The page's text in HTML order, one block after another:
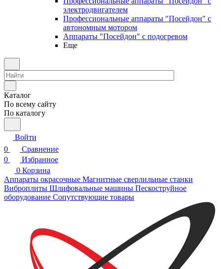
электродвигателем
Профессиональные аппараты "Посейдон" с
автономным мотором
Аппараты "Посейдон" с подогревом
Еще
Каталог
По всему сайту
По каталогу
Войти
0
Сравнение
0
Избранное
0 Корзина
Аппараты окрасочные Магнитные сверлильные станки
Виброплиты Шлифовальные машины Пескоструйное
оборудование Сопутствующие товары